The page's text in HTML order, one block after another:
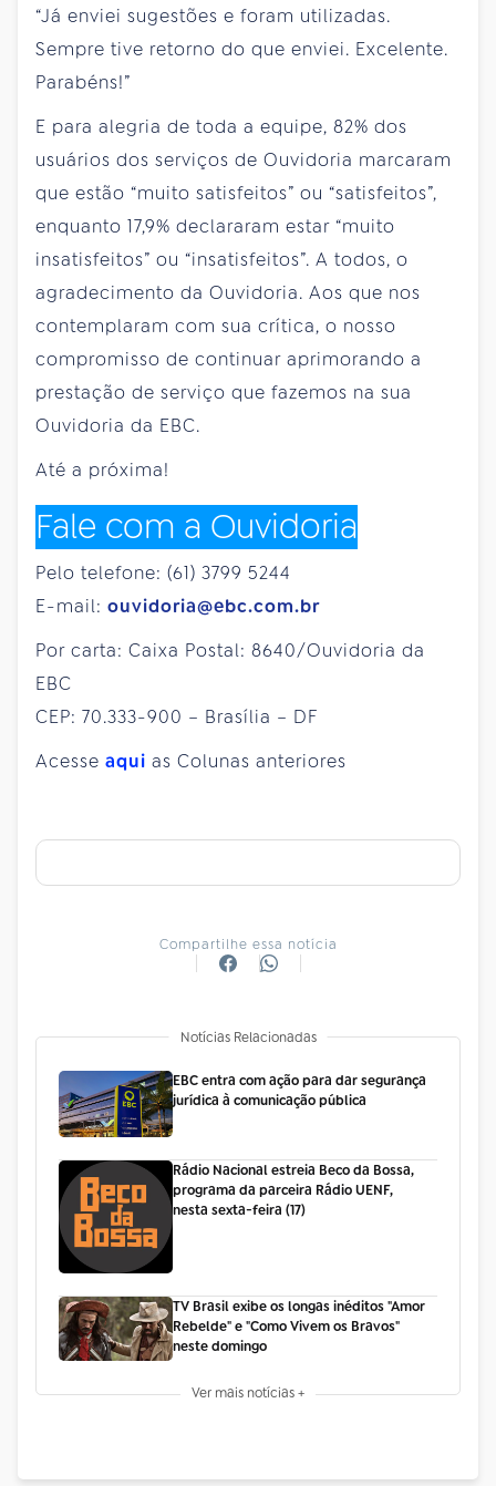
“Já enviei sugestões e foram utilizadas.
Sempre tive retorno do que enviei. Excelente.
Parabéns!”
E para alegria de toda a equipe, 82% dos
usuários dos serviços de Ouvidoria marcaram
que estão “muito satisfeitos” ou “satisfeitos”,
enquanto 17,9% declararam estar “muito
insatisfeitos” ou “insatisfeitos”. A todos, o
agradecimento da Ouvidoria. Aos que nos
contemplaram com sua crítica, o nosso
compromisso de continuar aprimorando a
prestação de serviço que fazemos na sua
Ouvidoria da EBC.
Até a próxima!
Fale com a Ouvidoria
Pelo telefone: (61) 3799 5244
E-mail: ouvidoria@ebc.com.br
Por carta: Caixa Postal: 8640/Ouvidoria da
EBC
CEP: 70.333-900 – Brasília – DF
Acesse aqui as Colunas anteriores
Compartilhe essa notícia
Notícias Relacionadas
EBC entra com ação para dar segurança
jurídica à comunicação pública
Rádio Nacional estreia Beco da Bossa,
programa da parceira Rádio UENF,
nesta sexta-feira (17)
TV Brasil exibe os longas inéditos "Amor
Rebelde" e "Como Vivem os Bravos"
neste domingo
Ver mais notícias +